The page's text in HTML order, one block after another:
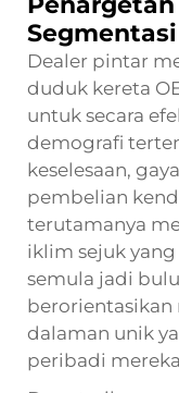
Dealer pintar
duduk kereta
untuk secara
demografi
keselesaan,
pembelian
terutamanya
iklim sejuk
semula jadi
dalaman unik
peribadi